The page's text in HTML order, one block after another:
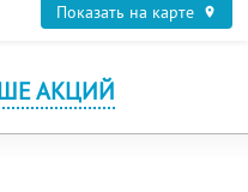
Показать на карте
АКЦИЙ